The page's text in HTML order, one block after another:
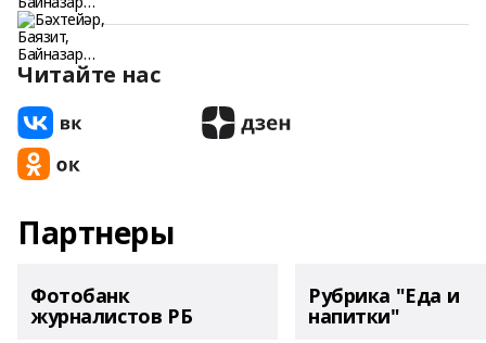
Читайте нас
Партнеры
Фотобанк
журналистов РБ
Рубрика "Еда и
напитки"